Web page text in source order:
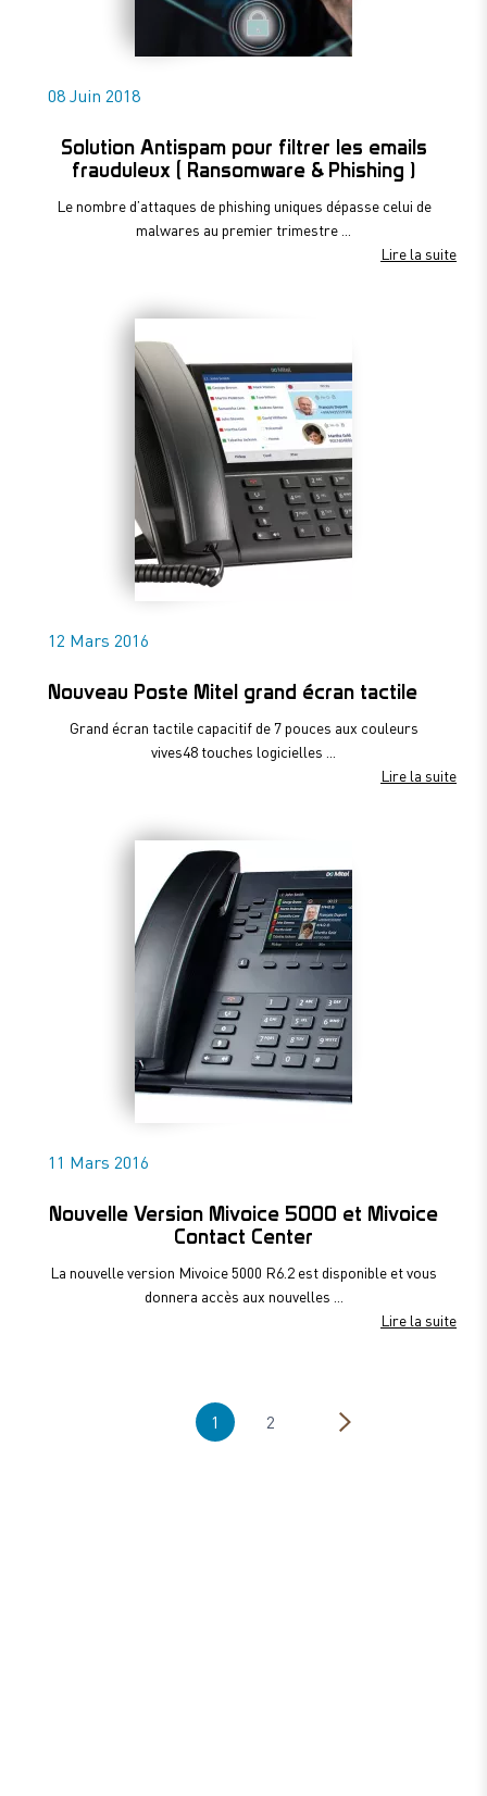
08 Juin 2018
Solution Antispam pour filtrer les emails
frauduleux ( Ransomware & Phishing )
Le nombre d’attaques de phishing uniques dépasse celui de
malwares au premier trimestre ...
Lire la suite
12 Mars 2016
Nouveau Poste Mitel grand écran tactile
Grand écran tactile capacitif de 7 pouces aux couleurs
vives48 touches logicielles ...
Lire la suite
11 Mars 2016
Nouvelle Version Mivoice 5000 et Mivoice
Contact Center
La nouvelle version Mivoice 5000 R6.2 est disponible et vous
donnera accès aux nouvelles ...
Lire la suite
1 2